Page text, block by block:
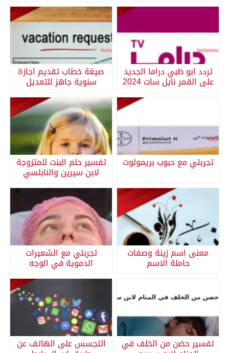
تردد ابو ظبي دراما الجديد
على القمر نايل سات 2024
صيغة خطاب تقديم اجازة
سنوية جاهز للتعديل
تجربتي مع حبوب بريمولوت تفسير حلم البنت للمتزوجة
لابن سيرين والنابلسي
معنى اسم زينة وصفات
حاملة الاسم
تجربتي مع الشعيرات
الدموية في الوجه
تفسير حضن من الخلف في التجسس على الهاتف عن